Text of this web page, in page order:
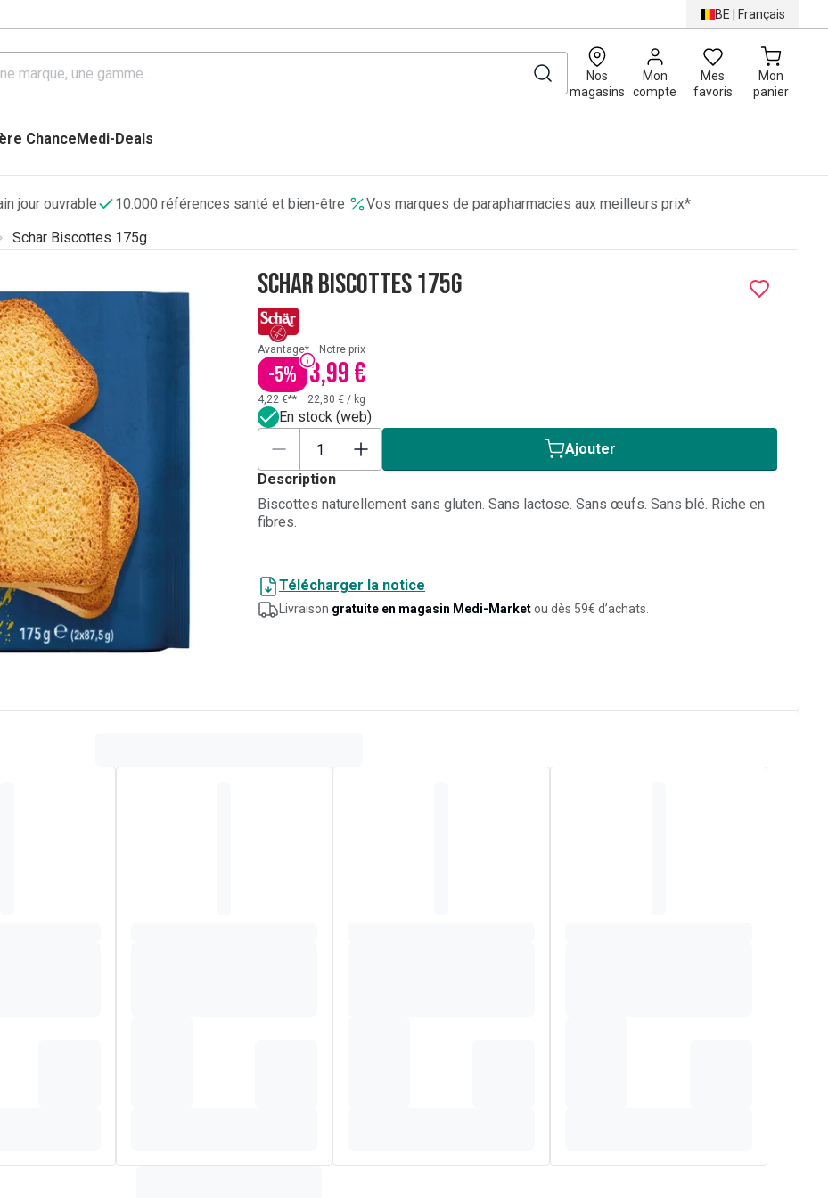
BE | Français
Nos
magasins
Mon
compte
Mes
favoris
Mon
panier
0
ChanceMedi-Deals
jour ouvrable 10.000 références santé et bien-être
Vos marques de parapharmacies aux meilleurs prix*
Schar Biscottes 175g
Schar Biscottes 175g
Avantage*
-5%
Notre prix
3,99 €
4,22 €** 22,80 € / kg
En stock (web)
Ajouter
Description
Biscottes naturellement sans gluten. Sans lactose. Sans œufs. Sans blé. Riche en
fibres.
Télécharger la notice
Livraison gratuite en magasin Medi-Marketou dès 59€ d’achats.